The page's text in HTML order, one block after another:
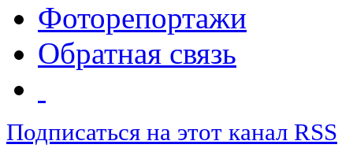
Фоторепортажи
Обратная связь
Подписаться на этот канал RSS